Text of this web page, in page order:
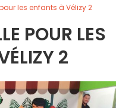
les enfants à Vélizy 2
POUR LES
2